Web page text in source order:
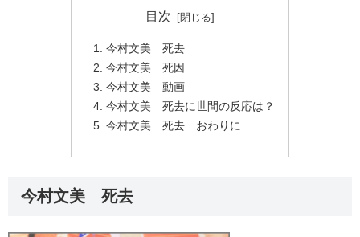
目次
今村文美 死去
今村文美 死因
今村文美 動画
今村文美 死去に世間の反応は？
今村文美 死去 おわりに
今村文美 死去